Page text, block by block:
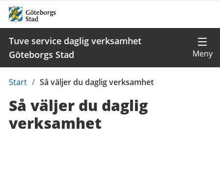
Tuve service daglig verksamhet
Göteborgs Stad
Du
här:
Start / Så väljer du daglig verksamhet
Så väljer du daglig
verksamhet